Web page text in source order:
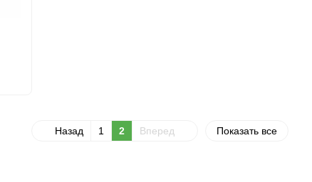
Назад 1 2 Вперед Показать все